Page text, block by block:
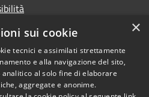
dati
Copyright © 2026 • Comune di
×
sui cookie
tecnici e assimilati strettamente
e alla navigazione del sito,
al solo fine di elaborare
aggregate e anonime.